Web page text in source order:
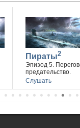
Пираты2
Эпизод 5.
предательство.
Слушать